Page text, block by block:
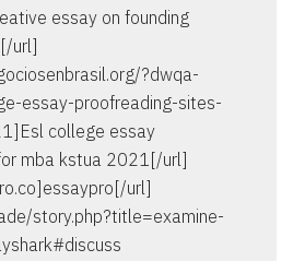
essay on founding
url]
?dwqa-
essay-proofreading-sites-
college essay
mba kstua 2021[/url]
url]
story.php?title=examine-